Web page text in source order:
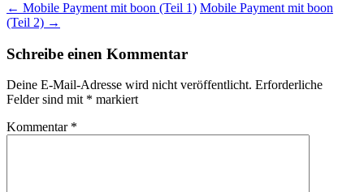
← Mobile Payment mit boon (Teil 1) Mobile Payment mit boon
(Teil 2) →
Schreibe einen Kommentar
Deine E-Mail-Adresse wird nicht veröffentlicht. Erforderliche
Felder sind mit * markiert
Kommentar *